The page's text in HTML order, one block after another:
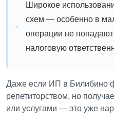
Широкое
схем — особенно в
операции не
налоговую
Даже если ИП в Билибино
репетиторством, но
или услугами — это уже